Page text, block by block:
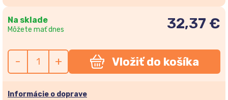
Na sklade
Môžete mať dnes 32,37 €
- + Vložiť do košíka
Informácie o doprave